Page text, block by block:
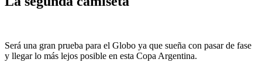
Será una gran prueba para el Globo ya que sueña con pasar de fase
y llegar lo más lejos posible en esta Copa Argentina.